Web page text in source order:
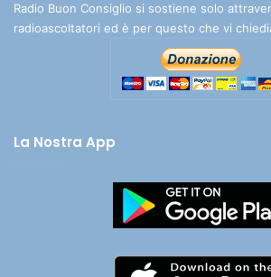
Radio Buon Consiglio si sostiene solo
radioascoltatori ed è per questo che vi
La Nostra App